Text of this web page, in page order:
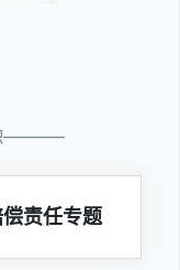
————
责任专题